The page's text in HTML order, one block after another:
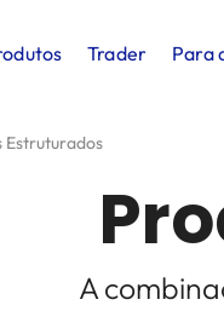
Trader Para
Estruturados
A